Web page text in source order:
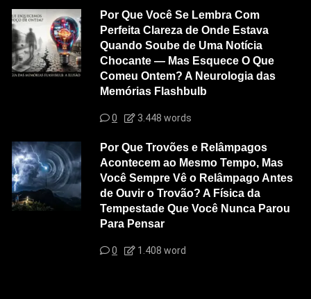
Por Que Você Se Lembra Com
Perfeita Clareza de Onde Estava
Quando Soube de Uma Notícia
Chocante — Mas Esquece O Que
Comeu Ontem? A Neurologia das
Memórias Flashbulb
0 3.448 words
Por Que Trovões e Relâmpagos
Acontecem ao Mesmo Tempo, Mas
Você Sempre Vê o Relâmpago Antes
de Ouvir o Trovão? A Física da
Tempestade Que Você Nunca Parou
Para Pensar
0 1.408 word